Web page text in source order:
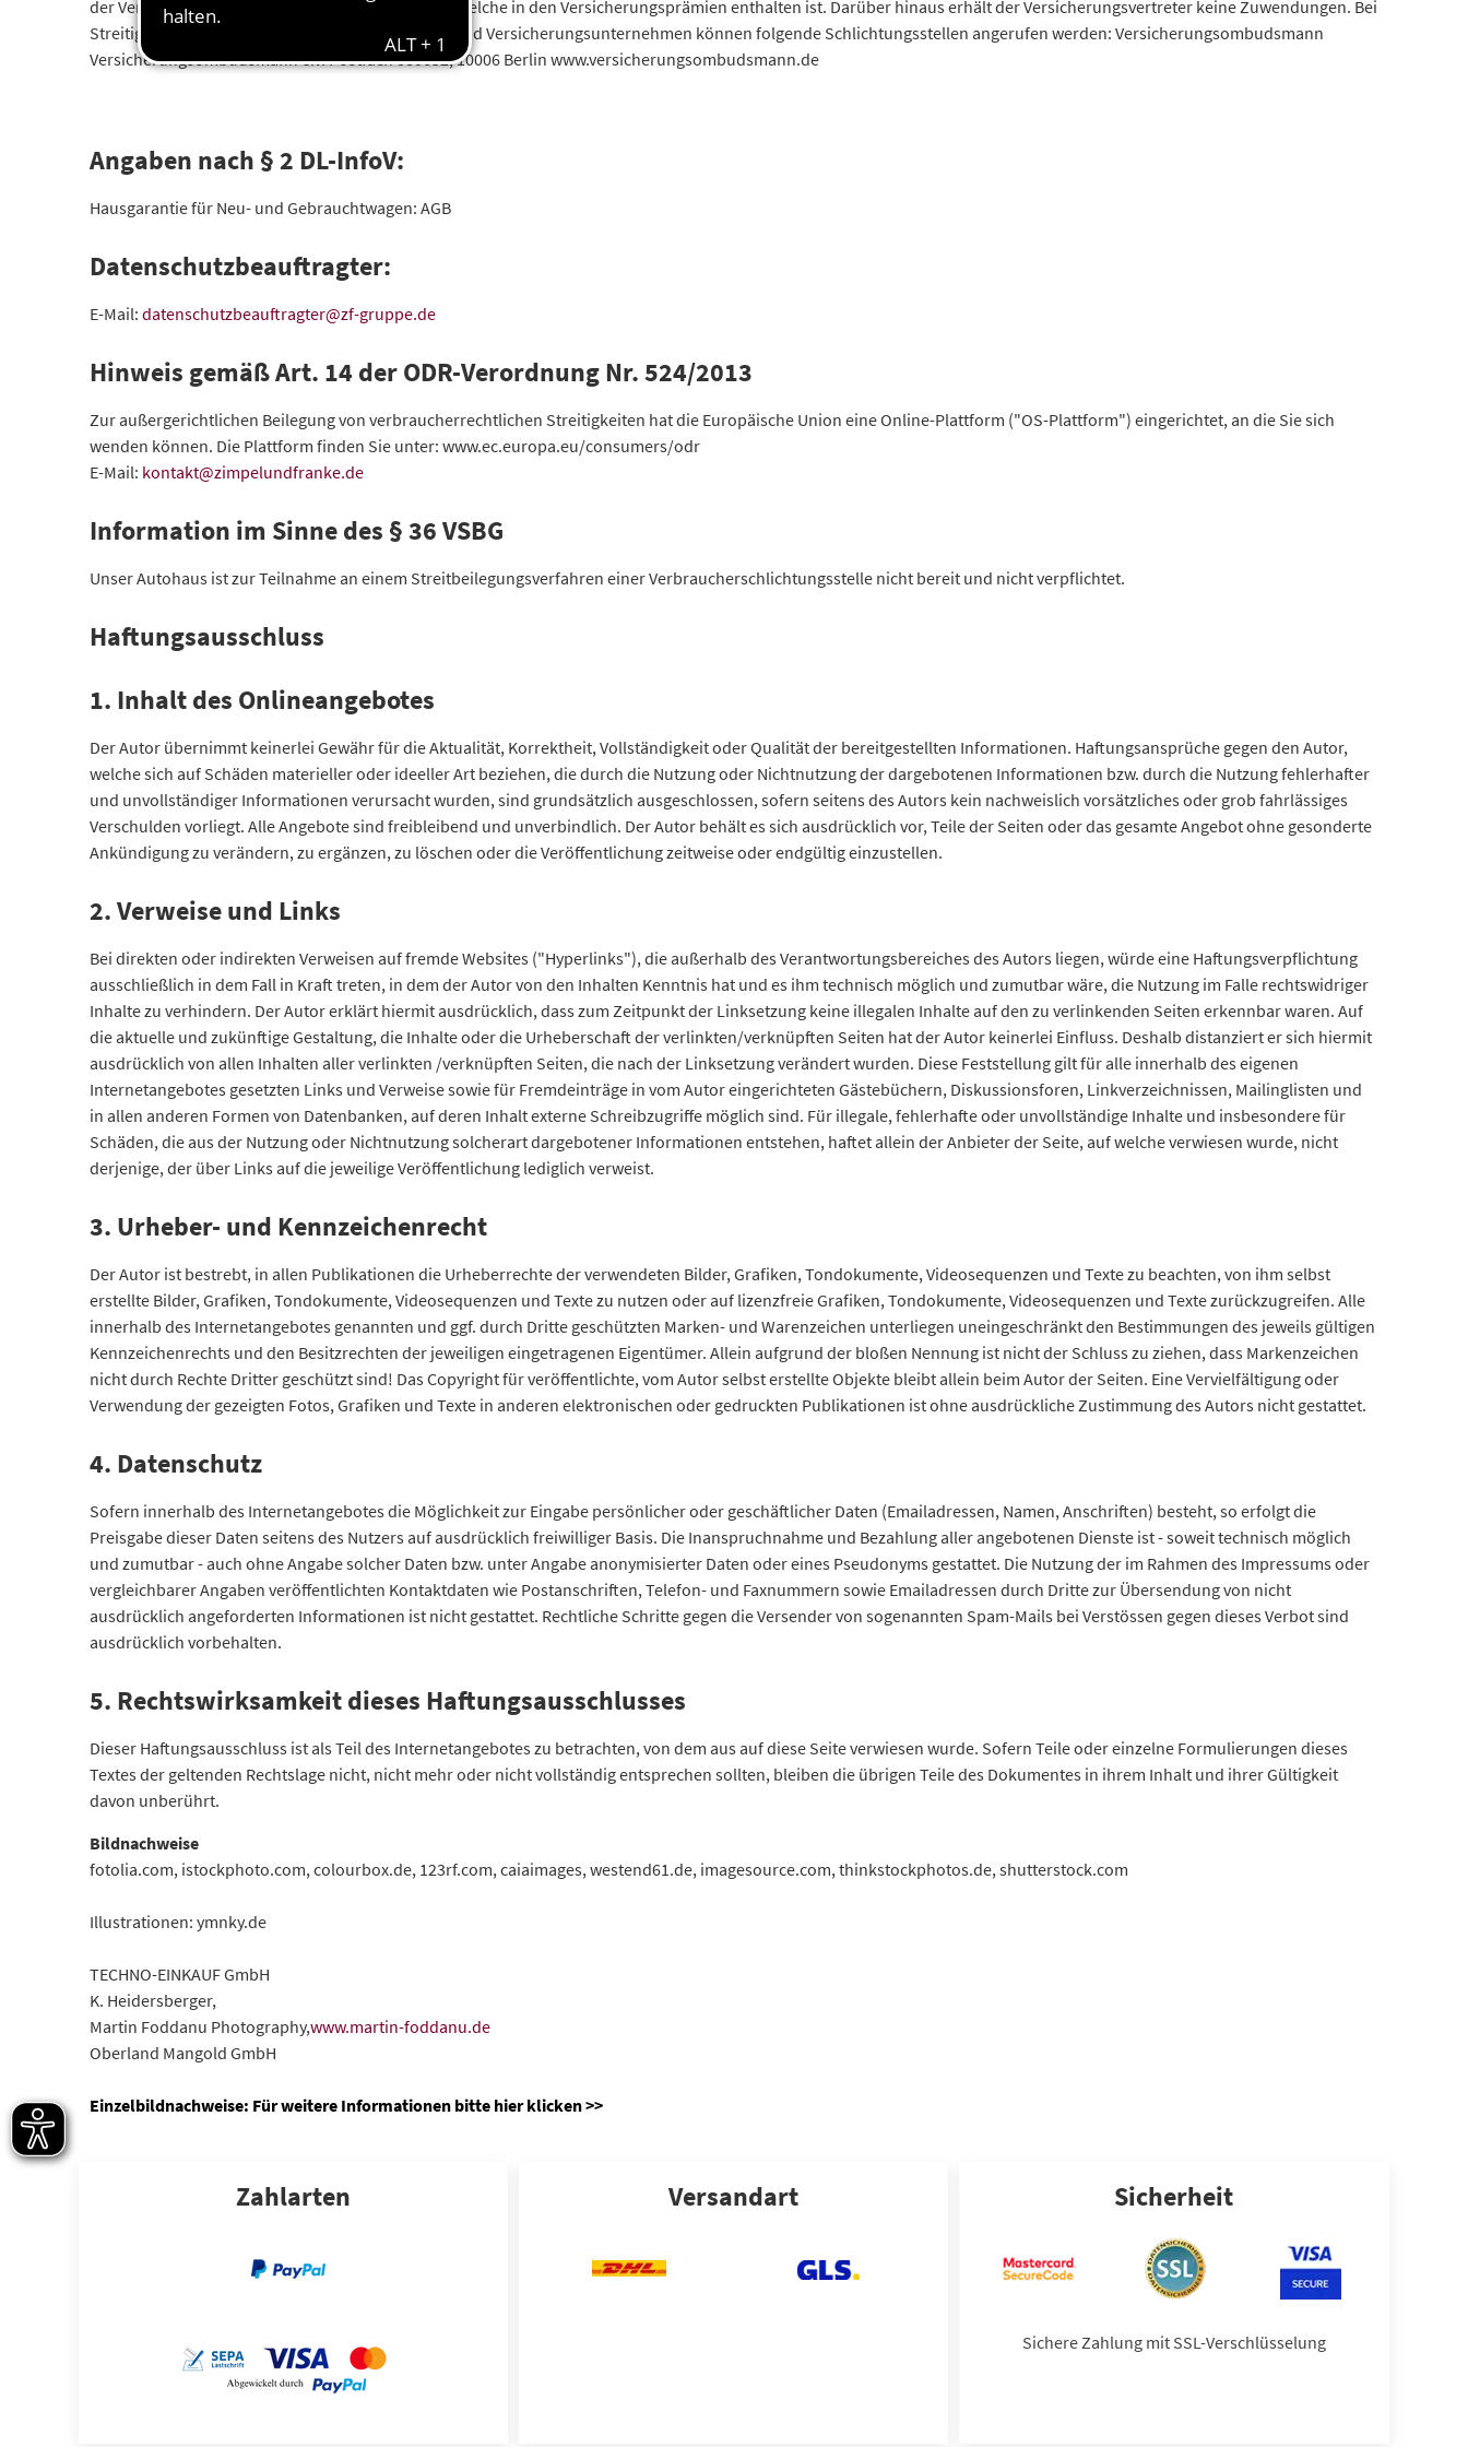
der Vermittlung vom Versicherungsunternehmen, welche in den Versicherungsprämien enthalten ist. Darüber hinaus erhält der Versicherungsvertreter keine Zuwendungen. Bei
Streitigkeiten zwischen Versicherungsvermittlern und Versicherungsunternehmen können folgende Schlichtungsstellen angerufen werden: Versicherungsombudsmann
Versicherungsombudsmann e.V. Postfach 080632, 10006 Berlin www.versicherungsombudsmann.de
Angaben nach § 2 DL-InfoV:
Hausgarantie für Neu- und Gebrauchtwagen: AGB
Datenschutzbeauftragter:
E-Mail: datenschutzbeauftragter@zf-gruppe.de
Hinweis gemäß Art. 14 der ODR-Verordnung Nr. 524/2013
Zur außergerichtlichen Beilegung von verbraucherrechtlichen Streitigkeiten hat die Europäische Union eine Online-Plattform ("OS-Plattform") eingerichtet, an die Sie sich
wenden können. Die Plattform finden Sie unter: www.ec.europa.eu/consumers/odr
E-Mail: kontakt@zimpelundfranke.de
Information im Sinne des § 36 VSBG
Unser Autohaus ist zur Teilnahme an einem Streitbeilegungsverfahren einer Verbraucherschlichtungsstelle nicht bereit und nicht verpflichtet.
Haftungsausschluss
1. Inhalt des Onlineangebotes
Der Autor übernimmt keinerlei Gewähr für die Aktualität, Korrektheit, Vollständigkeit oder Qualität der bereitgestellten Informationen. Haftungsansprüche gegen den Autor,
welche sich auf Schäden materieller oder ideeller Art beziehen, die durch die Nutzung oder Nichtnutzung der dargebotenen Informationen bzw. durch die Nutzung fehlerhafter
und unvollständiger Informationen verursacht wurden, sind grundsätzlich ausgeschlossen, sofern seitens des Autors kein nachweislich vorsätzliches oder grob fahrlässiges
Verschulden vorliegt. Alle Angebote sind freibleibend und unverbindlich. Der Autor behält es sich ausdrücklich vor, Teile der Seiten oder das gesamte Angebot ohne gesonderte
Ankündigung zu verändern, zu ergänzen, zu löschen oder die Veröffentlichung zeitweise oder endgültig einzustellen.
2. Verweise und Links
Bei direkten oder indirekten Verweisen auf fremde Websites ("Hyperlinks"), die außerhalb des Verantwortungsbereiches des Autors liegen, würde eine Haftungsverpflichtung
ausschließlich in dem Fall in Kraft treten, in dem der Autor von den Inhalten Kenntnis hat und es ihm technisch möglich und zumutbar wäre, die Nutzung im Falle rechtswidriger
Inhalte zu verhindern. Der Autor erklärt hiermit ausdrücklich, dass zum Zeitpunkt der Linksetzung keine illegalen Inhalte auf den zu verlinkenden Seiten erkennbar waren. Auf
die aktuelle und zukünftige Gestaltung, die Inhalte oder die Urheberschaft der verlinkten/verknüpften Seiten hat der Autor keinerlei Einfluss. Deshalb distanziert er sich hiermit
ausdrücklich von allen Inhalten aller verlinkten /verknüpften Seiten, die nach der Linksetzung verändert wurden. Diese Feststellung gilt für alle innerhalb des eigenen
Internetangebotes gesetzten Links und Verweise sowie für Fremdeinträge in vom Autor eingerichteten Gästebüchern, Diskussionsforen, Linkverzeichnissen, Mailinglisten und
in allen anderen Formen von Datenbanken, auf deren Inhalt externe Schreibzugriffe möglich sind. Für illegale, fehlerhafte oder unvollständige Inhalte und insbesondere für
Schäden, die aus der Nutzung oder Nichtnutzung solcherart dargebotener Informationen entstehen, haftet allein der Anbieter der Seite, auf welche verwiesen wurde, nicht
derjenige, der über Links auf die jeweilige Veröffentlichung lediglich verweist.
3. Urheber- und Kennzeichenrecht
Der Autor ist bestrebt, in allen Publikationen die Urheberrechte der verwendeten Bilder, Grafiken, Tondokumente, Videosequenzen und Texte zu beachten, von ihm selbst
erstellte Bilder, Grafiken, Tondokumente, Videosequenzen und Texte zu nutzen oder auf lizenzfreie Grafiken, Tondokumente, Videosequenzen und Texte zurückzugreifen. Alle
innerhalb des Internetangebotes genannten und ggf. durch Dritte geschützten Marken- und Warenzeichen unterliegen uneingeschränkt den Bestimmungen des jeweils gültigen
Kennzeichenrechts und den Besitzrechten der jeweiligen eingetragenen Eigentümer. Allein aufgrund der bloßen Nennung ist nicht der Schluss zu ziehen, dass Markenzeichen
nicht durch Rechte Dritter geschützt sind! Das Copyright für veröffentlichte, vom Autor selbst erstellte Objekte bleibt allein beim Autor der Seiten. Eine Vervielfältigung oder
Verwendung der gezeigten Fotos, Grafiken und Texte in anderen elektronischen oder gedruckten Publikationen ist ohne ausdrückliche Zustimmung des Autors nicht gestattet.
4. Datenschutz
Sofern innerhalb des Internetangebotes die Möglichkeit zur Eingabe persönlicher oder geschäftlicher Daten (Emailadressen, Namen, Anschriften) besteht, so erfolgt die
Preisgabe dieser Daten seitens des Nutzers auf ausdrücklich freiwilliger Basis. Die Inanspruchnahme und Bezahlung aller angebotenen Dienste ist - soweit technisch möglich
und zumutbar - auch ohne Angabe solcher Daten bzw. unter Angabe anonymisierter Daten oder eines Pseudonyms gestattet. Die Nutzung der im Rahmen des Impressums oder
vergleichbarer Angaben veröffentlichten Kontaktdaten wie Postanschriften, Telefon- und Faxnummern sowie Emailadressen durch Dritte zur Übersendung von nicht
ausdrücklich angeforderten Informationen ist nicht gestattet. Rechtliche Schritte gegen die Versender von sogenannten Spam-Mails bei Verstössen gegen dieses Verbot sind
ausdrücklich vorbehalten.
5. Rechtswirksamkeit dieses Haftungsausschlusses
Dieser Haftungsausschluss ist als Teil des Internetangebotes zu betrachten, von dem aus auf diese Seite verwiesen wurde. Sofern Teile oder einzelne Formulierungen dieses
Textes der geltenden Rechtslage nicht, nicht mehr oder nicht vollständig entsprechen sollten, bleiben die übrigen Teile des Dokumentes in ihrem Inhalt und ihrer Gültigkeit
davon unberührt.
Bildnachweise
fotolia.com, istockphoto.com, colourbox.de, 123rf.com, caiaimages, westend61.de, imagesource.com, thinkstockphotos.de, shutterstock.com
Illustrationen: ymnky.de
TECHNO-EINKAUF GmbH
K. Heidersberger,
Martin Foddanu Photography,www.martin-foddanu.de
Oberland Mangold GmbH
Einzelbildnachweise: Für weitere Informationen bitte hier klicken >>
Zahlarten Versandart Sicherheit
Sichere Zahlung mit SSL-Verschlüsselung